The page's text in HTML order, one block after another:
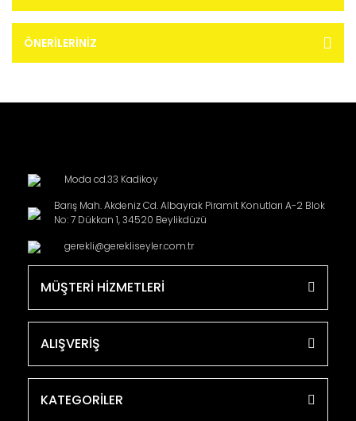
ÖNERILERINIZ
Moda cd.33 Kadikoy
Barış Mah. Akdeniz Cd. Albayrak Piramit Konutları A-2 Blok
No: 7 Dükkan 1, 34520 Beylikdüzü
gerekli@gerekliseyler.com.tr
MÜŞTERİ HİZMETLERİ
ALIŞVERİŞ
KATEGORİLER